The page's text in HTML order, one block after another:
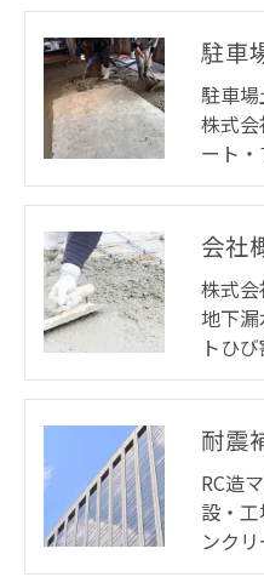
駐車
駐車
株式
ート
会社
株式
地下
トひ
RC造
設・
ンク